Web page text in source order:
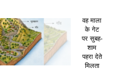
वह माला
के गेट
पर सुबह-
शाम
पहरा देते
मिलता